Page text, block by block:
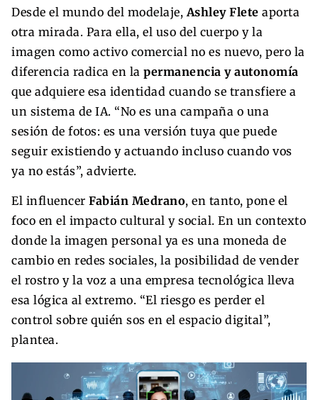
Desde el mundo del modelaje, Ashley Flete aporta
otra mirada. Para ella, el uso del cuerpo y la
imagen como activo comercial no es nuevo, pero la
diferencia radica en la permanencia y autonomía
que adquiere esa identidad cuando se transfiere a
un sistema de IA. “No es una campaña o una
sesión de fotos: es una versión tuya que puede
seguir existiendo y actuando incluso cuando vos
ya no estás”, advierte.
El influencer Fabián Medrano, en tanto, pone el
foco en el impacto cultural y social. En un contexto
donde la imagen personal ya es una moneda de
cambio en redes sociales, la posibilidad de vender
el rostro y la voz a una empresa tecnológica lleva
esa lógica al extremo. “El riesgo es perder el
control sobre quién sos en el espacio digital”,
plantea.